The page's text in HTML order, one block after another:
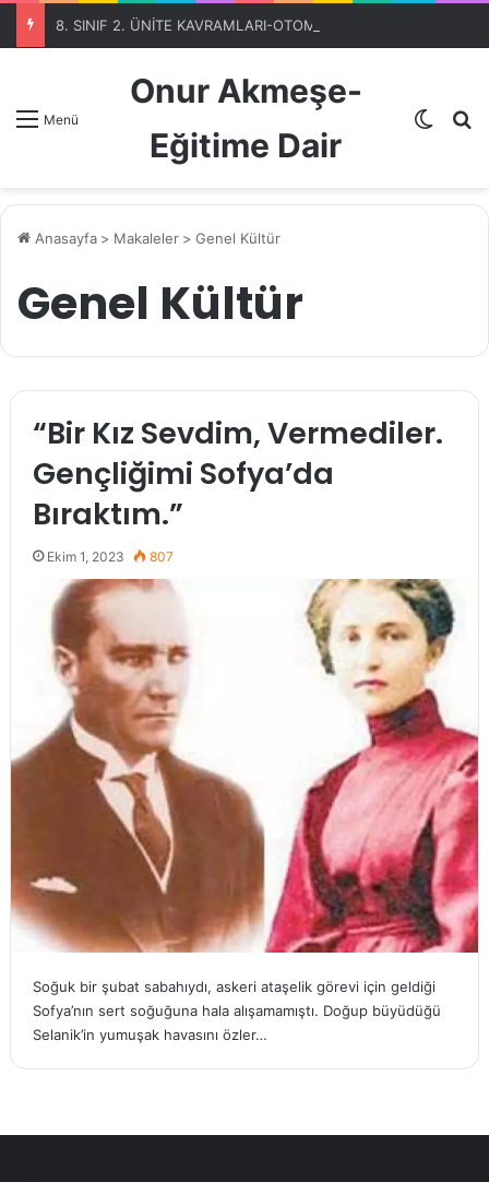
Menü
Onur Akmeşe-
Eğitime Dair
Dış
Anasayfa > Makaleler > Genel Kültür
Genel Kültür
“Bir Kız Sevdim, Vermediler.
Gençliğimi Sofya’da
Bıraktım.”
Ekim 1, 2023 807
Soğuk bir şubat sabahıydı, askeri ataşelik görevi için geldiği
Sofya’nın sert soğuğuna hala alışamamıştı. Doğup büyüdüğü
Selanik’in yumuşak havasını özler…